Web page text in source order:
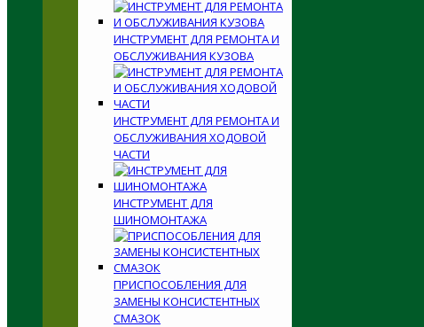
ИНСТРУМЕНТ ДЛЯ РЕМОНТА И
ОБСЛУЖИВАНИЯ КУЗОВА
ИНСТРУМЕНТ ДЛЯ РЕМОНТА И
ОБСЛУЖИВАНИЯ ХОДОВОЙ
ЧАСТИ
ИНСТРУМЕНТ ДЛЯ
ШИНОМОНТАЖА
ПРИСПОСОБЛЕНИЯ ДЛЯ
ЗАМЕНЫ КОНСИСТЕНТНЫХ
СМАЗОК